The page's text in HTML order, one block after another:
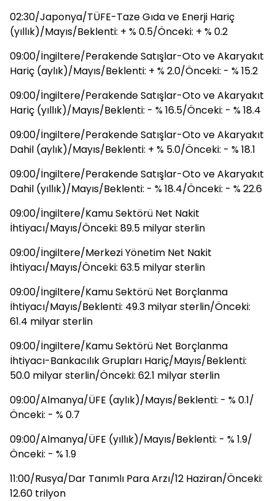
02:30/Japonya/TÜFE-Taze Gıda ve Enerji Hariç
(yıllık)/Mayıs/Beklenti: + % 0.5/Önceki: + % 0.2
09:00/İngiltere/Perakende Satışlar-Oto ve Akaryakıt
Hariç (aylık)/Mayıs/Beklenti: + % 2.0/Önceki: - % 15.2
09:00/İngiltere/Perakende Satışlar-Oto ve Akaryakıt
Hariç (yıllık)/Mayıs/Beklenti: - % 16.5/Önceki: - % 18.4
09:00/İngiltere/Perakende Satışlar-Oto ve Akaryakıt
Dahil (aylık)/Mayıs/Beklenti: + % 5.0/Önceki: - % 18.1
09:00/İngiltere/Perakende Satışlar-Oto ve Akaryakıt
Dahil (yıllık)/Mayıs/Beklenti: - % 18.4/Önceki: - % 22.6
09:00/İngiltere/Kamu Sektörü Net Nakit
İhtiyacı/Mayıs/Önceki: 89.5 milyar sterlin
09:00/İngiltere/Merkezi Yönetim Net Nakit
İhtiyacı/Mayıs/Önceki: 63.5 milyar sterlin
09:00/İngiltere/Kamu Sektörü Net Borçlanma
İhtiyacı/Mayıs/Beklenti: 49.3 milyar sterlin/Önceki:
61.4 milyar sterlin
09:00/İngiltere/Kamu Sektörü Net Borçlanma
İhtiyacı-Bankacılık Grupları Hariç/Mayıs/Beklenti:
50.0 milyar sterlin/Önceki: 62.1 milyar sterlin
09:00/Almanya/ÜFE (aylık)/Mayıs/Beklenti: - % 0.1/
Önceki: - % 0.7
09:00/Almanya/ÜFE (yıllık)/Mayıs/Beklenti: - % 1.9/
Önceki: - % 1.9
11:00/Rusya/Dar Tanımlı Para Arzı/12 Haziran/Önceki:
12.60 trilyon